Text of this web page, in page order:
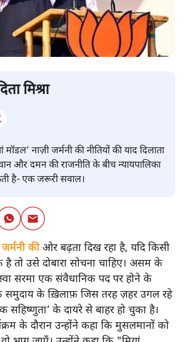
मिश्रा
नाज़ी जर्मनी की नीतियों की याद दिलाता
और दमन की राजनीति के बीच न्यायपालिका
है- एक जरूरी सवाल।
कीओर बढ़ता दिख रहा है, यदि किसी
तो उसे दोबारा सोचना चाहिए। असम के
सरमा एक संवैधानिक पद पर होने के
के ख़िलाफ़ जिस तरह ज़हर उगल रहे
सहिष्णुता’ के दायरे से बाहर हो चुका है।
के दौरान उन्होंने कहा कि मुसलमानों को